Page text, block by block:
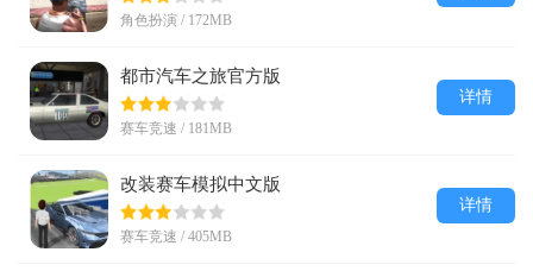
角色扮演 / 172MB
都市汽车之旅官方版
赛车竞速 / 181MB
详情
改装赛车模拟中文版
赛车竞速 / 405MB
详情